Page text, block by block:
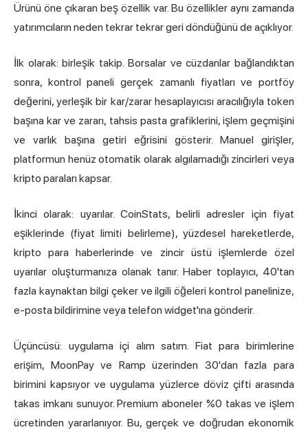
Ürünü öne çıkaran beş özellik var. Bu özellikler aynı zamanda
yatırımcıların neden tekrar tekrar geri döndüğünü de açıklıyor.
İlk olarak: birleşik takip. Borsalar ve cüzdanlar bağlandıktan
sonra, kontrol paneli gerçek zamanlı fiyatları ve portföy
değerini, yerleşik bir kar/zarar hesaplayıcısı aracılığıyla token
başına kar ve zararı, tahsis pasta grafiklerini, işlem geçmişini
ve varlık başına getiri eğrisini gösterir. Manuel girişler,
platformun henüz otomatik olarak algılamadığı zincirleri veya
kripto paraları kapsar.
İkinci olarak: uyarılar. CoinStats, belirli adresler için fiyat
eşiklerinde (fiyat limiti belirleme), yüzdesel hareketlerde,
kripto para haberlerinde ve zincir üstü işlemlerde özel
uyarılar oluşturmanıza olanak tanır. Haber toplayıcı, 40'tan
fazla kaynaktan bilgi çeker ve ilgili öğeleri kontrol panelinize,
e-posta bildirimine veya telefon widget'ına gönderir.
Üçüncüsü: uygulama içi alım satım. Fiat para birimlerine
erişim, MoonPay ve Ramp üzerinden 30'dan fazla para
birimini kapsıyor ve uygulama yüzlerce döviz çifti arasında
takas imkanı sunuyor. Premium aboneler %0 takas ve işlem
ücretinden yararlanıyor. Bu, gerçek ve doğrudan ekonomik